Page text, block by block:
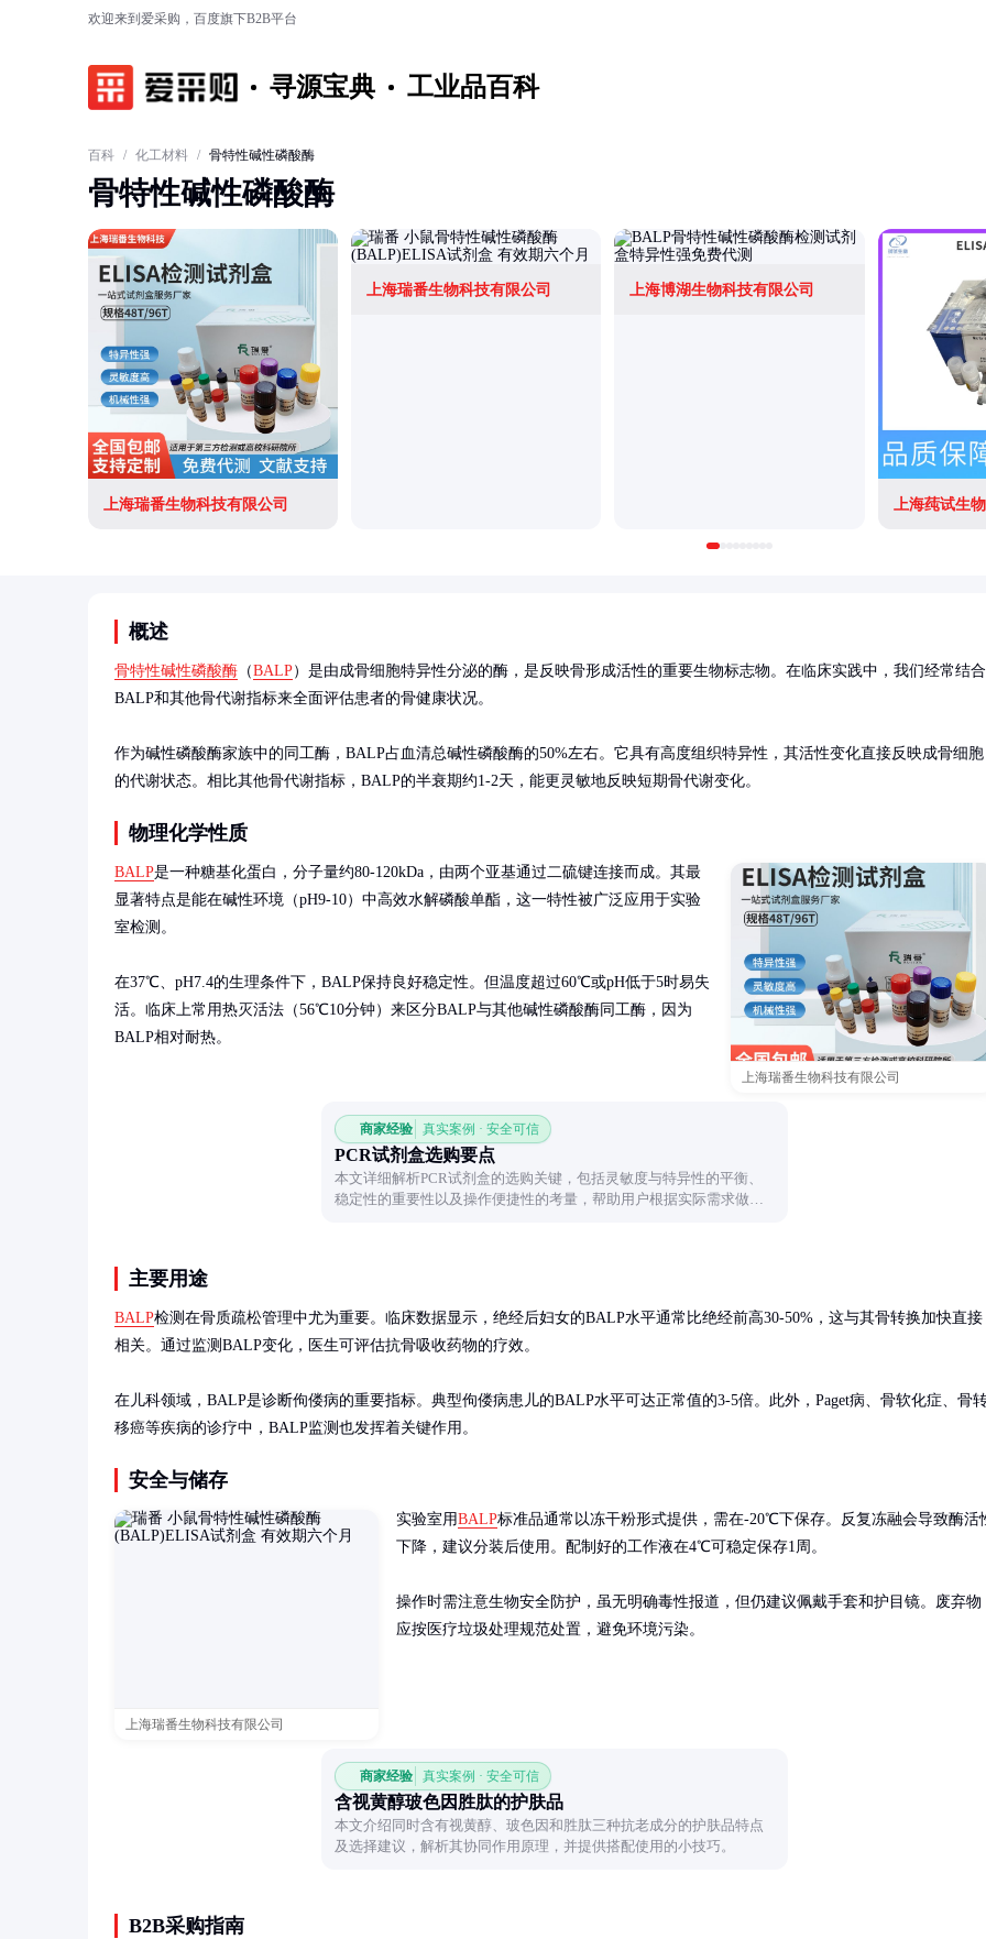
欢迎来到爱采购，百度旗下B2B平台
寻源宝典 工业品百科
百科 / 化工材料 / 骨特性碱性磷酸酶
骨特性碱性磷酸酶
上海瑞番生物科技有限公司
上海瑞番生物科技有限公司 上海博湖生物科技有限公司
上海莼试生
概述
骨特性碱性磷酸酶 （BALP）是由成骨细胞特异性分泌的酶，是反映骨形成活性的重要生物标志物。在临床实践中，我们经常结合
BALP和其他骨代谢指标来全面评估患者的骨健康状况。
作为碱性磷酸酶家族中的同工酶，BALP占血清总碱性磷酸酶的50%左右。它具有高度组织特异性，其活性变化直接反映成骨细胞
的代谢状态。相比其他骨代谢指标，BALP的半衰期约1-2天，能更灵敏地反映短期骨代谢变化。
物理化学性质
上海瑞番生物科技有限公司
BALP是一种糖基化蛋白，分子量约80-120kDa，由两个亚基通过二硫键连接而成。其最
显著特点是能在碱性环境（pH9-10）中高效水解磷酸单酯，这一特性被广泛应用于实验
室检测。
在37℃、pH7.4的生理条件下，BALP保持良好稳定性。但温度超过60℃或pH低于5时易失
活。临床上常用热灭活法（56℃10分钟）来区分BALP与其他碱性磷酸酶同工酶，因为
BALP相对耐热。
商家经验 真实案例 · 安全可信
PCR试剂盒选购要点
本文详细解析PCR试剂盒的选购关键，包括灵敏度与特异性的平衡、
稳定性的重要性以及操作便捷性的考量，帮助用户根据实际需求做出
主要用途
BALP检测在骨质疏松管理中尤为重要。临床数据显示，绝经后妇女的BALP水平通常比绝经前高30-50%，这与其骨转换加快直接
相关。通过监测BALP变化，医生可评估抗骨吸收药物的疗效。
在儿科领域，BALP是诊断佝偻病的重要指标。典型佝偻病患儿的BALP水平可达正常值的3-5倍。此外，Paget病、骨软化症、骨
移癌等疾病的诊疗中，BALP监测也发挥着关键作用。
安全与储存
上海瑞番生物科技有限公司
实验室用BALP标准品通常以冻干粉形式提供，需在-20℃下保存。反复冻融会导致酶活
下降，建议分装后使用。配制好的工作液在4℃可稳定保存1周。
操作时需注意生物安全防护，虽无明确毒性报道，但仍建议佩戴手套和护目镜。废弃物
应按医疗垃圾处理规范处置，避免环境污染。
商家经验 真实案例 · 安全可信
含视黄醇玻色因胜肽的护肤品
本文介绍同时含有视黄醇、玻色因和胜肽三种抗老成分的护肤品特点
及选择建议，解析其协同作用原理，并提供搭配使用的小技巧。
B2B采购指南